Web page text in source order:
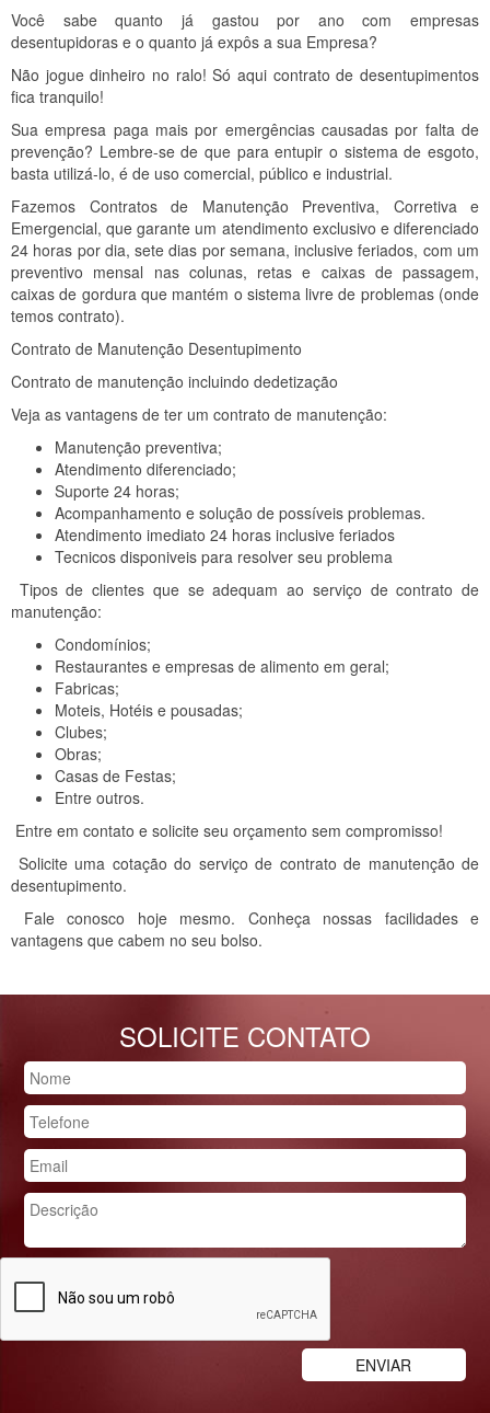
Você sabe quanto já gastou por ano com empresas
desentupidoras e o quanto já expôs a sua Empresa?
Não jogue dinheiro no ralo! Só aqui contrato de desentupimentos
fica tranquilo!
Sua empresa paga mais por emergências causadas por falta de
prevenção? Lembre-se de que para entupir o sistema de esgoto,
basta utilizá-lo, é de uso comercial, público e industrial.
Fazemos Contratos de Manutenção Preventiva, Corretiva e
Emergencial, que garante um atendimento exclusivo e diferenciado
24 horas por dia, sete dias por semana, inclusive feriados, com um
preventivo mensal nas colunas, retas e caixas de passagem,
caixas de gordura que mantém o sistema livre de problemas (onde
temos contrato).
Contrato de Manutenção Desentupimento
Contrato de manutenção incluindo dedetização
Veja as vantagens de ter um contrato de manutenção:
Manutenção preventiva;
Atendimento diferenciado;
Suporte 24 horas;
Acompanhamento e solução de possíveis problemas.
Atendimento imediato 24 horas inclusive feriados
Tecnicos disponiveis para resolver seu problema
Tipos de clientes que se adequam ao serviço de contrato de
manutenção:
Condomínios;
Restaurantes e empresas de alimento em geral;
Fabricas;
Moteis, Hotéis e pousadas;
Clubes;
Obras;
Casas de Festas;
Entre outros.
Entre em contato e solicite seu orçamento sem compromisso!
Solicite uma cotação do serviço de contrato de manutenção de
desentupimento.
Fale conosco hoje mesmo. Conheça nossas facilidades e
vantagens que cabem no seu bolso.
SOLICITE CONTATO